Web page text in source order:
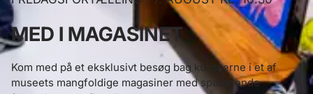
MED I MAGASINET
Kom med på et eksklusivt besøg bag kulisserne i et af
museets mangfoldige magasiner med spændende